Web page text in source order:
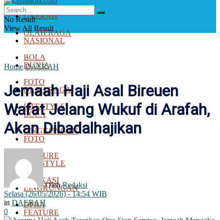
DUNIA
OLAH RAGA
BOLA
FOTO
LIFESTYLE
LINGKUNGAN
FEATURE
EDUKASI
DPRA
DAERAH
NASIONAL
DUNIA
OLAH RAGA
BOLA
FOTO
LIFESTYLE
LINGKUNGAN
FEATURE
No Result
View All Result
Home DAERAH
Jemaah Haji Asal Bireuen
Wafat Jelang Wukuf di Arafah,
Akan Dibadalhajikan
Oleh Redaksi
Selasa (26/05/2026) - 14:54 WIB
in DAERAH
0